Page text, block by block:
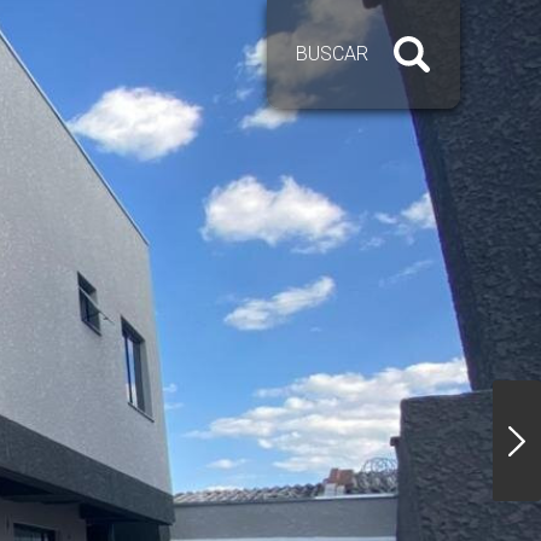
BUSCAR